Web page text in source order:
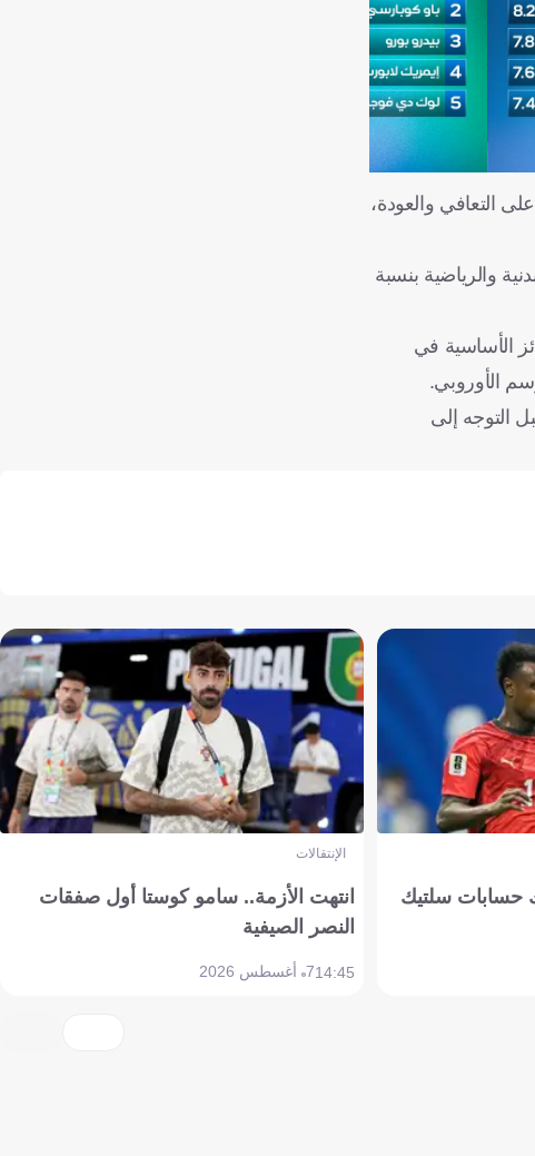
التعافي والعودة،
والرياضية بنسبة
الأساسية في
الأوروبي.
مغلقًا بمركب مركب محمد السادس لكرة القدم بداية من 29 مايو، قبل التوجه إلى
حسابات سلتيك
الإنتقالات
انتهت الأزمة.. سامو كوستا أول صفقات
النصر الصيفية
14:457 أغسطس 2026